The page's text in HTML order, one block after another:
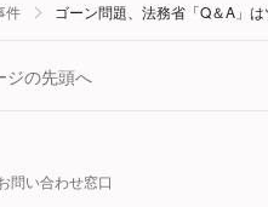
件 ゴーン問題、法務省「Q＆A」
ジの先頭へ
問い合わせ窓口